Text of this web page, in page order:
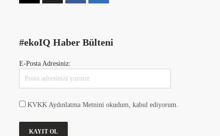
#ekoIQ Haber Bülteni
E-Posta Adresiniz:
KVKK Aydınlatma Metnini okudum, kabul ediyorum.